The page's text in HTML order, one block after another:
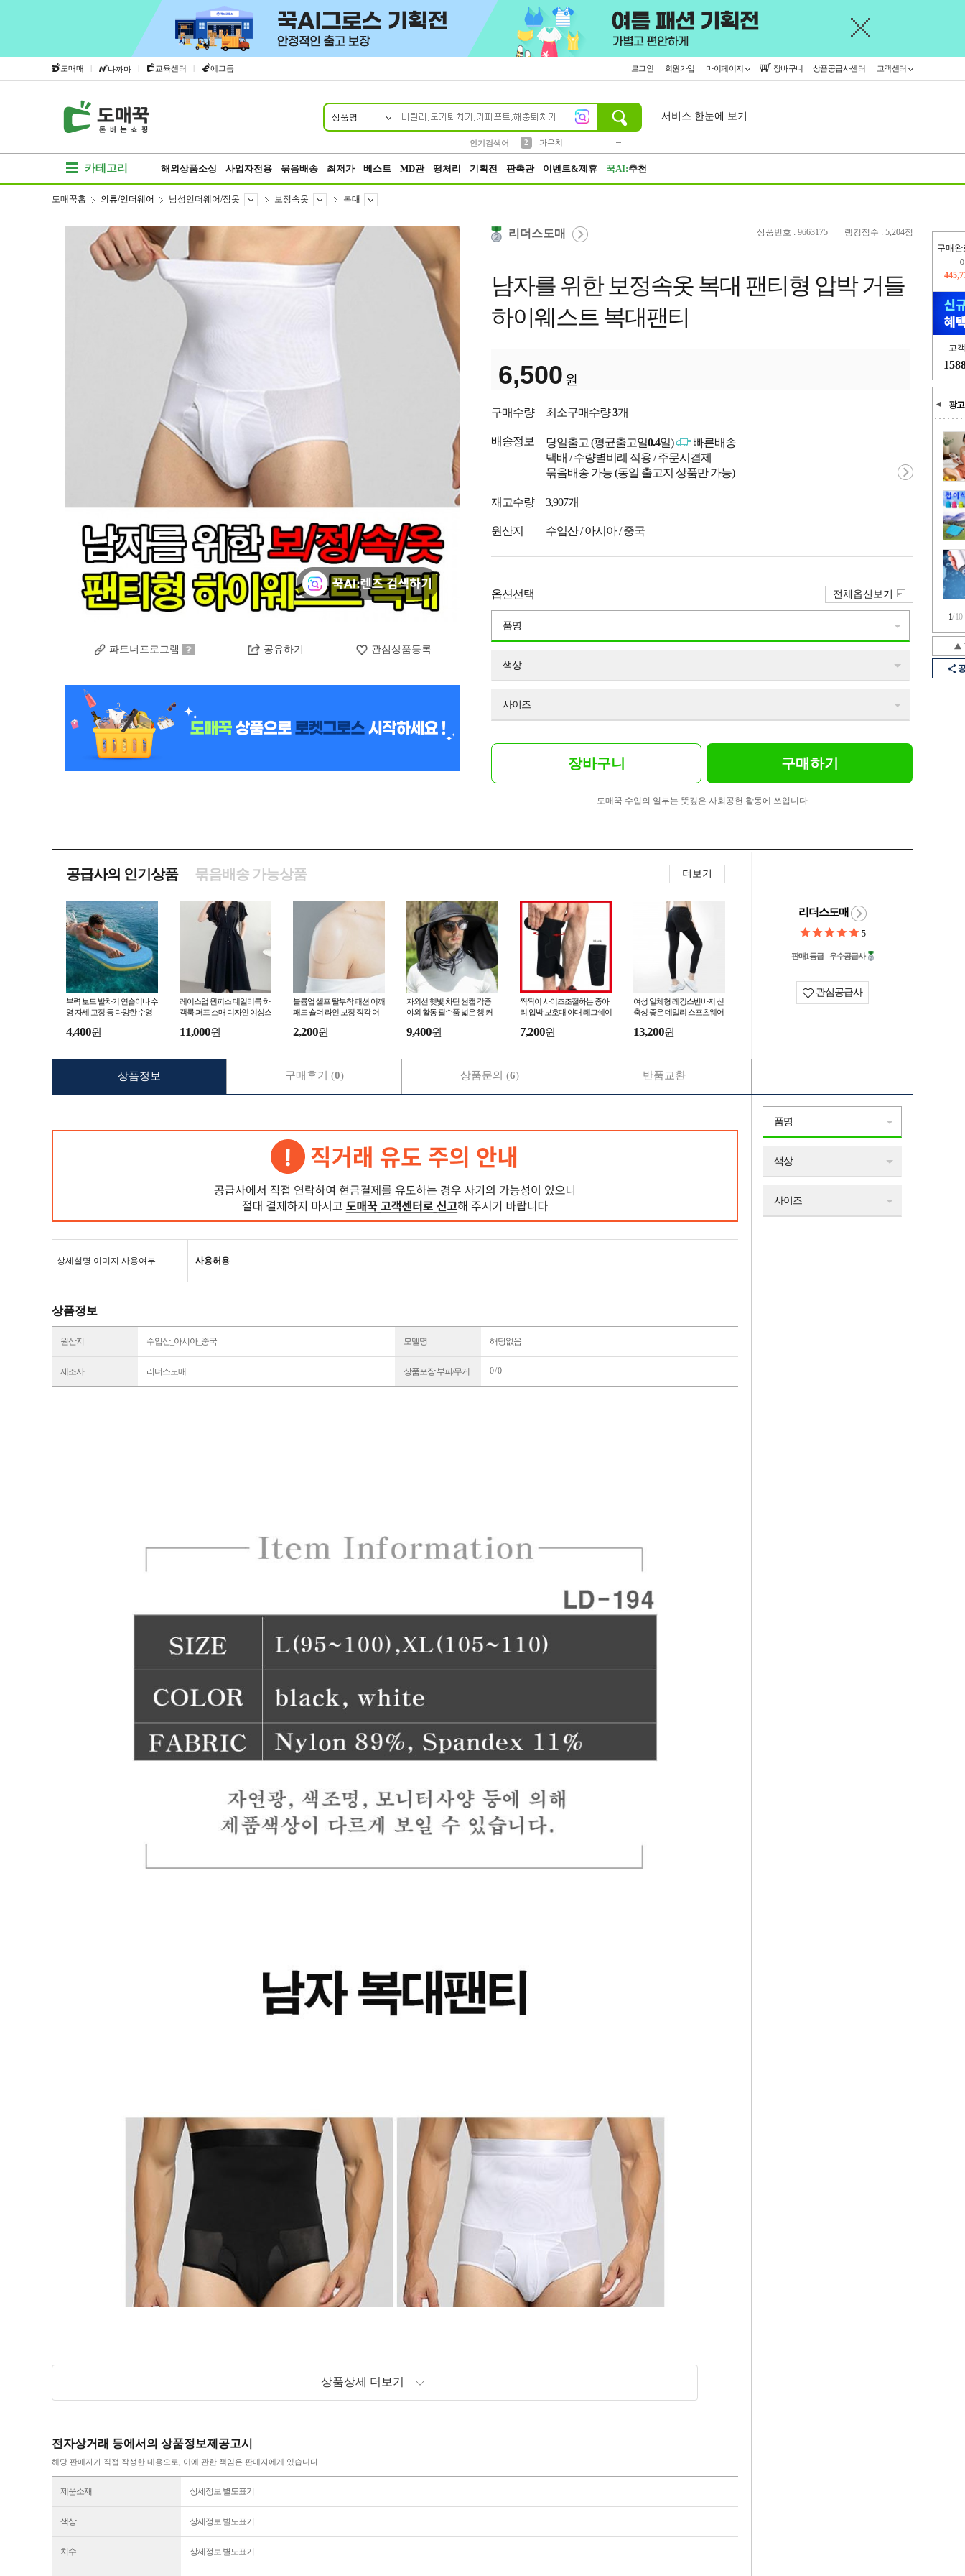
도매매 | 나까마 | 교육센터 | 에그돔 로그인 회원가입 마이페이지 장바구니 상품공급사센터 고객센터
상품명
인기검색어
2
파우치
서비스 한눈에 보기
카테고리 해외상품소싱 사업자전용 묶음배송 최저가 베스트 MD관 땡처리 기획전 판촉관 이벤트&제휴 꾹AI:추천
구매완
오
고
광고
1/10
도매꾹홈 의류/언더웨어 남성언더웨어/잠옷 보정속옷 복대
파트너프로그램 공유하기 관심상품등록
상품번호 : 9663175 랭킹점수 : 5,204점
리더스도매
남자를 위한 보정속옷 복대 팬티형 압박 거들
하이웨스트 복대팬티
6,500 원
구매수량 최소구매수량3개
배송정보 당일출고 (평균출고일0.4일)
빠른배송
택배 / 수량별비례 적용 / 주문시결제
묶음배송 가능 (동일 출고지 상품만 가능)
재고수량 3,907개
원산지 수입산 / 아시아 / 중국
옵션선택
품명
색상
사이즈
전체옵션보기
장바구니 구매하기
도매꾹 수입의 일부는 뜻깊은 사회공헌 활동에 쓰입니다
공급사의 인기상품 더보기
묶음배송 가능상품
부력 보드 발차기 연습이나 수
영 자세 교정 등 다양한 수영
장비
4,400원
레이스업 원피스 데일리룩 하
객룩 퍼프 소매 디자인 여성스
11,000원
볼륨업 셀프 탈부착 패션 어깨
패드 숄더 라인 보정 직각 어
촬영용 소품
2,200원
자외선 햇빛 차단 썬캡 각종
야외 활동 필수품 넓은 챙 커
조절 가능
9,400원
찍찍이 사이즈조절하는 종아
리 압박 보호대 아대 레그쉐이
지 운동 동호인 아대
7,200원
여성 일체형 레깅스반바지 신
축성 좋은 데일리 스포츠웨어
13,200원
리더스도매
5
판매1등급 우수공급사
관심공급사
상세설명 이미지 사용여부 사용허용
상품정보
원산지 수입산_아시아_중국 모델명 해당없음
제조사 리더스도매 상품포장 부피/무게 0 / 0
상품상세 더보기
전자상거래 등에서의 상품정보제공고시
해당 판매자가 직접 작성한 내용으로, 이에 관한 책임은 판매자에게 있습니다
제품소재 상세정보 별도표기
색상 상세정보 별도표기
치수 상세정보 별도표기
상품정보 구매후기 (0) 상품문의 (6) 반품교환
품명
색상
사이즈